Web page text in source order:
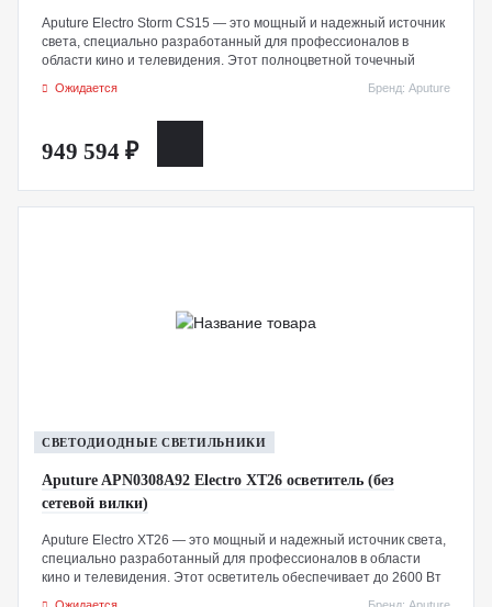
Aputure Electro Storm CS15 — это мощный и надежный источник
света, специально разработанный для профессионалов в
области кино и телевидения. Этот полноцветной точечный
позволяя создавать яркое и точное освещение.
10 000K с возможностью точной настройки оттенка, а также
двойные крепления для аксессуаров, расширенные
возможности подключения и прочную конструкцию с рейтингом
IP65, защищающую от пыли и влаги — идеально подходит для
Ожидается Бренд: Aputure
949 594 ₽
СВЕТОДИОДНЫЕ СВЕТИЛЬНИКИ
Aputure APN0308A92 Electro XT26 осветитель (без
сетевой вилки)
Aputure Electro XT26 — это мощный и надежный источник света,
специально разработанный для профессионалов в области
кино и телевидения. Этот осветитель обеспечивает до 2600 Вт